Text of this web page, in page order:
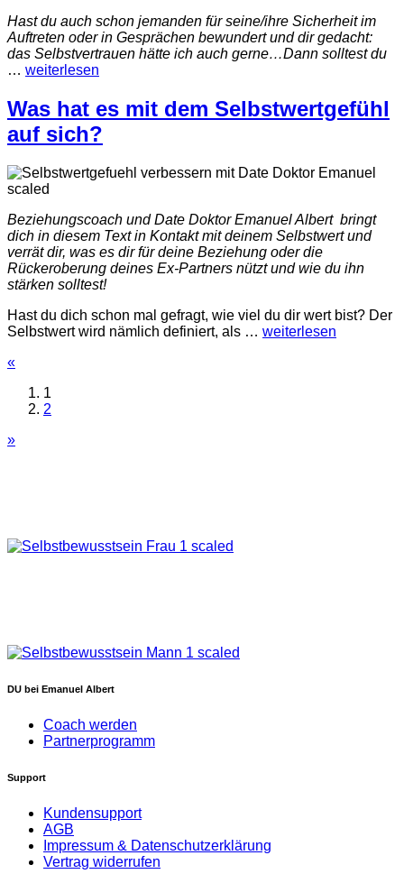
Hast du auch schon jemanden für seine/ihre Sicherheit im
Auftreten oder in Gesprächen bewundert und dir gedacht:
das Selbstvertrauen hätte ich auch gerne…Dann solltest du
… weiterlesen
Was hat es mit dem Selbstwertgefühl
auf sich?
Beziehungscoach und Date Doktor Emanuel Albert bringt
dich in diesem Text in Kontakt mit deinem Selbstwert und
verrät dir, was es dir für deine Beziehung oder die
Rückeroberung deines Ex-Partners nützt und wie du ihn
stärken solltest!
Hast du dich schon mal gefragt, wie viel du dir wert bist? Der
Selbstwert wird nämlich definiert, als … weiterlesen
«
1
2
»
DU bei Emanuel Albert
Coach werden
Partnerprogramm
Support
Kundensupport
AGB
Impressum & Datenschutzerklärung
Vertrag widerrufen